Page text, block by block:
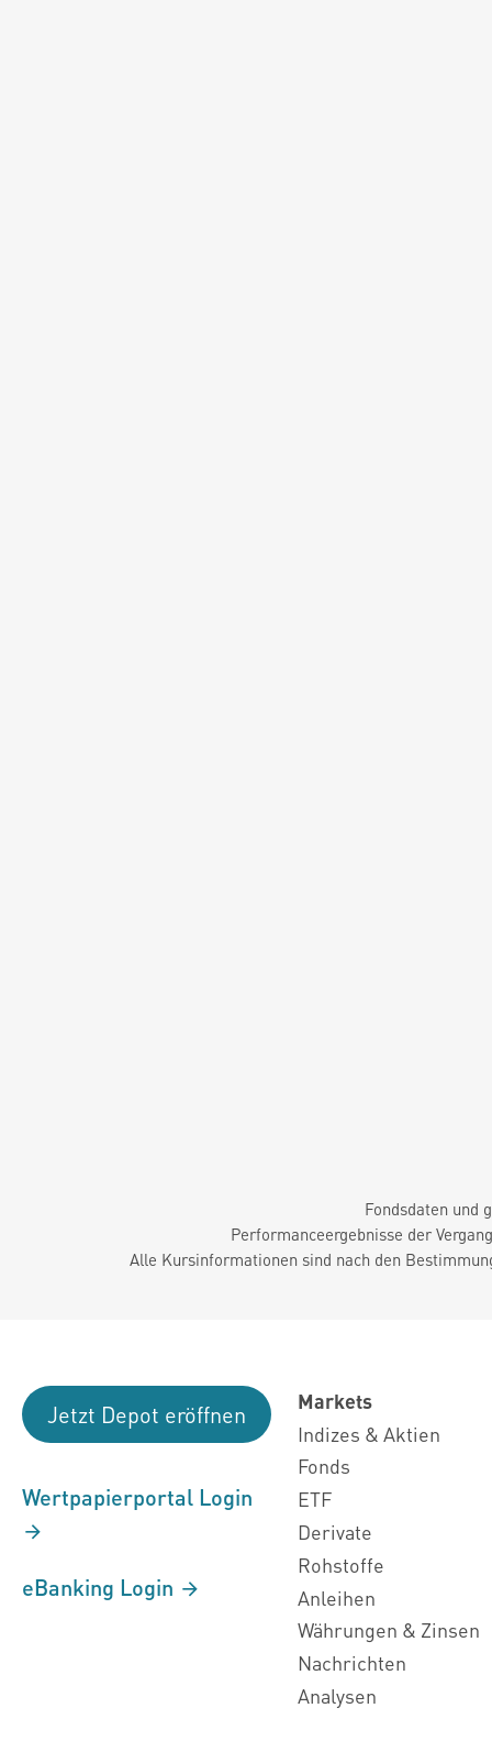
Fondsdaten und
Performanceergebnisse der
Alle Kursinformationen sind nach den
Jetzt Depot eröffnen
Wertpapierportal Login
eBanking Login
Markets
Indizes & Aktien
Fonds
ETF
Derivate
Rohstoffe
Anleihen
Währungen & Zinsen
Nachrichten
Analysen